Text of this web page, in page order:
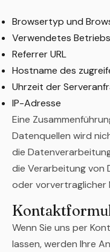
Browsertyp und
Verwendetes
Referrer URL
Hostname des
Uhrzeit der
IP-Adresse
Eine
Datenquellen wird
die
die Verarbeitung von
oder
Wenn Sie uns per
lassen, werden Ihre